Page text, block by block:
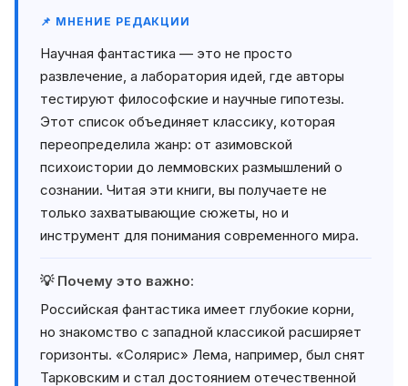
📌 МНЕНИЕ РЕДАКЦИИ
Научная фантастика — это не просто
развлечение, а лаборатория идей, где авторы
тестируют философские и научные гипотезы.
Этот список объединяет классику, которая
переопределила жанр: от азимовской
психоистории до леммовских размышлений о
сознании. Читая эти книги, вы получаете не
только захватывающие сюжеты, но и
инструмент для понимания современного мира.
💡 Почему это важно:
Российская фантастика имеет глубокие корни,
но знакомство с западной классикой расширяет
горизонты. «Солярис» Лема, например, был снят
Тарковским и стал достоянием отечественной